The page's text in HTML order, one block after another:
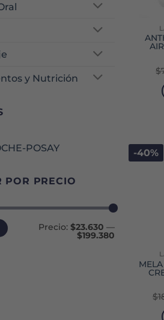
y Nutrición
POSAY
POR PRECIO
Precio: $23.630 —
$199.380
$
-40%
$